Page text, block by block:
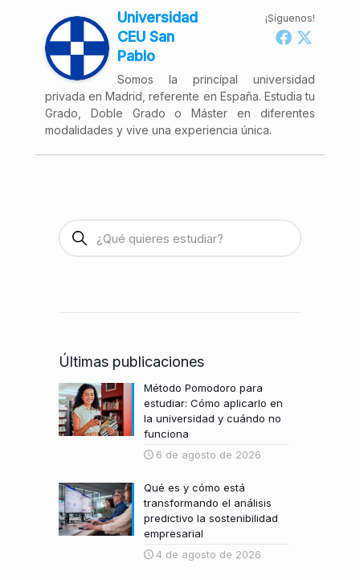
¡Síguenos!
Universidad
CEU San
Pablo
Somos la principal universidad
privada en Madrid, referente en España. Estudia tu
Grado, Doble Grado o Máster en diferentes
modalidades y vive una experiencia única.
Últimas publicaciones
Método Pomodoro para
estudiar: Cómo aplicarlo en
la universidad y cuándo no
funciona
6 de agosto de 2026
Qué es y cómo está
transformando el análisis
predictivo la sostenibilidad
empresarial
4 de agosto de 2026